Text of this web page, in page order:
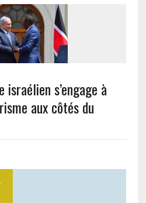
s’engage à
aux côtés du